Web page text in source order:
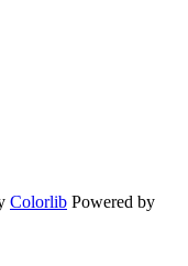
Colorlib Powered by